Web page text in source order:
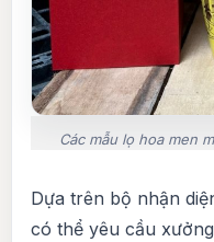
Các mẫu lọ hoa men
Dựa trên bộ nhận
có thể yêu cầu